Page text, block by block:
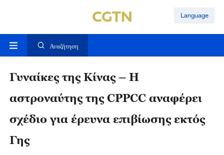
Language
Αναζήτηση
Γυναίκες της Κίνας – Η
αστροναύτης της CPPCC αναφέρει
σχέδιο για έρευνα επιβίωσης εκτός
Γης